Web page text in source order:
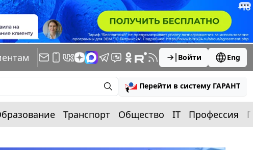
Войти Eng
Перейти в систему ГАРАНТ
Транспорт Общество IT Профессия